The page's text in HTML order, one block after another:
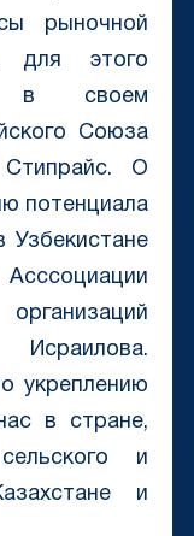
рыночной
для этого
в своем
Союза
О
потенциала
Узбекистане
Исраилова.
укреплению
в стране,
и
и